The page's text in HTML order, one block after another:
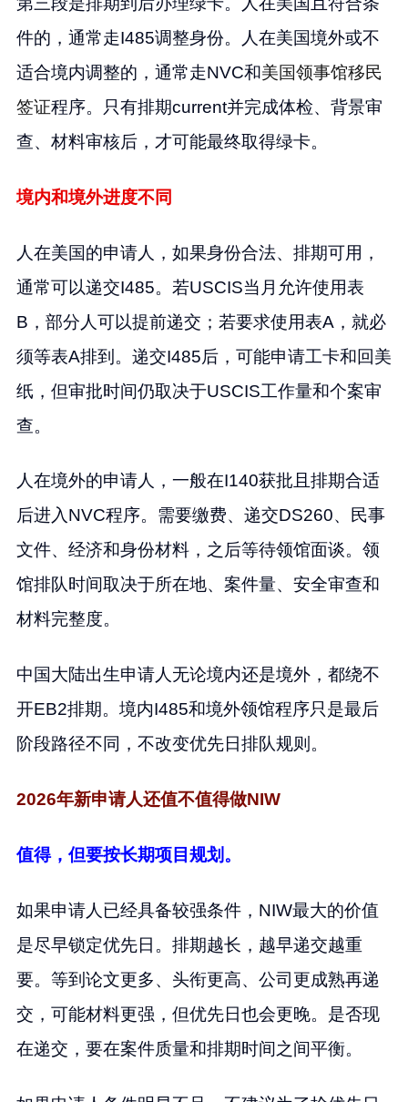
件的，通常走I485调整身份。人在美国境外或不
适合境内调整的，通常走NVC和美国领事馆移民
签证程序。只有排期current并完成体检、背景审
查、材料审核后，才可能最终取得绿卡。
境内和境外进度不同
人在美国的申请人，如果身份合法、排期可用，
通常可以递交I485。若USCIS当月允许使用表
B，部分人可以提前递交；若要求使用表A，就必
须等表A排到。递交I485后，可能申请工卡和回美
纸，但审批时间仍取决于USCIS工作量和个案审
查。
人在境外的申请人，一般在I140获批且排期合适
后进入NVC程序。需要缴费、递交DS260、民事
文件、经济和身份材料，之后等待领馆面谈。领
馆排队时间取决于所在地、案件量、安全审查和
材料完整度。
中国大陆出生申请人无论境内还是境外，都绕不
开EB2排期。境内I485和境外领馆程序只是最后
阶段路径不同，不改变优先日排队规则。
2026年新申请人还值不值得做NIW
值得，但要按长期项目规划。
如果申请人已经具备较强条件，NIW最大的价值
是尽早锁定优先日。排期越长，越早递交越重
要。等到论文更多、头衔更高、公司更成熟再递
交，可能材料更强，但优先日也会更晚。是否现
在递交，要在案件质量和排期时间之间平衡。